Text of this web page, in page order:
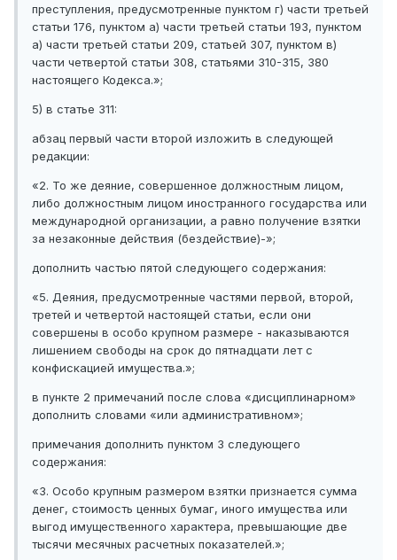
преступления, предусмотренные пунктом г) части третьей
статьи 176, пунктом а) части третьей статьи 193, пунктом
а) части третьей статьи 209, статьей 307, пунктом в)
части четвертой статьи 308, статьями 310-315, 380
настоящего Кодекса.»;
5) в статье 311:
абзац первый части второй изложить в следующей
редакции:
«2. То же деяние, совершенное должностным лицом,
либо должностным лицом иностранного государства или
международной организации, а равно получение взятки
за незаконные действия (бездействие)-»;
дополнить частью пятой следующего содержания:
«5. Деяния, предусмотренные частями первой, второй,
третей и четвертой настоящей статьи, если они
совершены в особо крупном размере - наказываются
лишением свободы на срок до пятнадцати лет с
конфискацией имущества.»;
в пункте 2 примечаний после слова «дисциплинарном»
дополнить словами «или административном»;
примечания дополнить пунктом 3 следующего
содержания:
«3. Особо крупным размером взятки признается сумма
денег, стоимость ценных бумаг, иного имущества или
выгод имущественного характера, превышающие две
тысячи месячных расчетных показателей.»;